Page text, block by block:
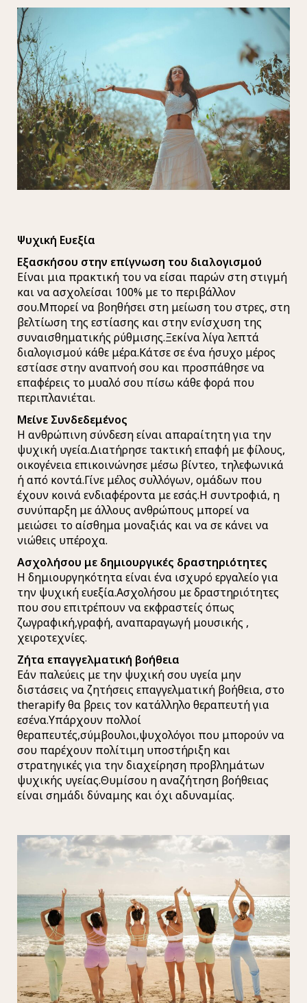
Ψυχική Ευεξία
Εξασκήσου στην επίγνωση του διαλογισμού
Είναι μια πρακτική του να είσαι παρών στη στιγμή
και να ασχολείσαι 100% με το περιβάλλον
σου.Μπορεί να βοηθήσει στη μείωση του στρες, στη
βελτίωση της εστίασης και στην ενίσχυση της
συναισθηματικής ρύθμισης.Ξεκίνα λίγα λεπτά
διαλογισμού κάθε μέρα.Κάτσε σε ένα ήσυχο μέρος
εστίασε στην αναπνοή σου και προσπάθησε να
επαφέρεις το μυαλό σου πίσω κάθε φορά που
περιπλανιέται.
Μείνε Συνδεδεμένος
Η ανθρώπινη σύνδεση είναι απαραίτητη για την
ψυχική υγεία.Διατήρησε τακτική επαφή με φίλους,
οικογένεια επικοινώνησε μέσω βίντεο, τηλεφωνικά
ή από κοντά.Γίνε μέλος συλλόγων, ομάδων που
έχουν κοινά ενδιαφέροντα με εσάς.Η συντροφιά, η
συνύπαρξη με άλλους ανθρώπους μπορεί να
μειώσει το αίσθημα μοναξιάς και να σε κάνει να
νιώθεις υπέροχα.
Ασχολήσου με δημιουργικές δραστηριότητες
Η δημιουργηκότητα είναι ένα ισχυρό εργαλείο για
την ψυχική ευεξία.Ασχολήσου με δραστηριότητες
που σου επιτρέπουν να εκφραστείς όπως
ζωγραφική,γραφή, αναπαραγωγή μουσικής ,
χειροτεχνίες.
Ζήτα επαγγελματική βοήθεια
Εάν παλεύεις με την ψυχική σου υγεία μην
διστάσεις να ζητήσεις επαγγελματική βοήθεια, στο
therapify θα βρεις τον κατάλληλο θεραπευτή για
εσένα.Υπάρχουν πολλοί
θεραπευτές,σύμβουλοι,ψυχολόγοι που μπορούν να
σου παρέχουν πολίτιμη υποστήριξη και
στρατηγικές για την διαχείρηση προβλημάτων
ψυχικής υγείας.Θυμίσου η αναζήτηση βοήθειας
είναι σημάδι δύναμης και όχι αδυναμίας.